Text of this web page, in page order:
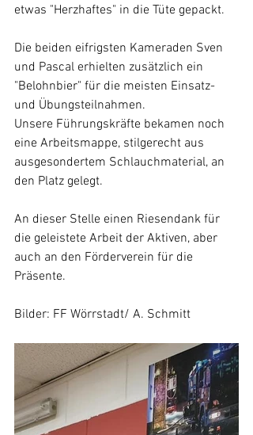
etwas "Herzhaftes" in die Tüte gepackt.
Die beiden eifrigsten Kameraden Sven
und Pascal erhielten zusätzlich ein
"Belohnbier" für die meisten Einsatz-
und Übungsteilnahmen.
Unsere Führungskräfte bekamen noch
eine Arbeitsmappe, stilgerecht aus
ausgesondertem Schlauchmaterial, an
den Platz gelegt.
An dieser Stelle einen Riesendank für
die geleistete Arbeit der Aktiven, aber
auch an den Förderverein für die
Präsente.
Bilder: FF Wörrstadt/ A. Schmitt